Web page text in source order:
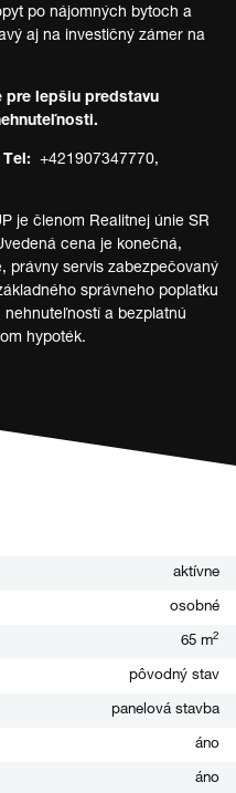
po nájomných bytoch a
aj na investičný zámer na
pre lepšiu predstavu
Tel: +421907347770,
je členom Realitnej únie SR
cena je konečná,
právny servis zabezpečovaný
správneho poplatku
a bezplatnú
hypoték.
aktívne
osobné
65 m2
pôvodný stav
panelová stavba
áno
áno